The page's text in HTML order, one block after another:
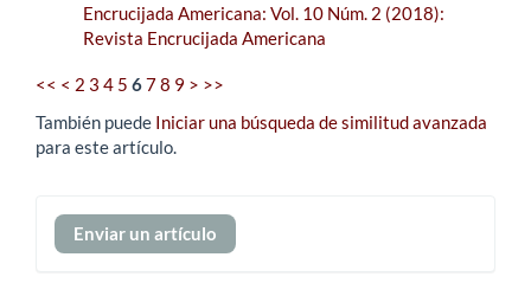
Encrucijada Americana: Vol. 10 Núm. 2 (2018):
Revista Encrucijada Americana
<< < 2 3 4 5 678 9 > >>
También puede Iniciar una búsqueda de similitud avanzada
para este artículo.
Enviar
un
Enviar un artículo